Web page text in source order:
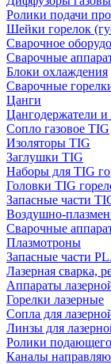
Ролики подачи
Шейки горелок
Сварочное
Сварочные
Блоки охлаждения
Сварочные
Цанги
Цангодержатели и
Сопло газовое TIG
Изоляторы TIG
Заглушки TIG
Наборы для TIG
Головки TIG
Запасные части
Воздушно-
Сварочные
Плазмотроны
Запасные части
Лазерная сварка,
Аппараты
Горелки лазерные
Сопла для
Линзы для
Ролики подающего
Каналы